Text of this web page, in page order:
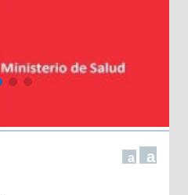
a a